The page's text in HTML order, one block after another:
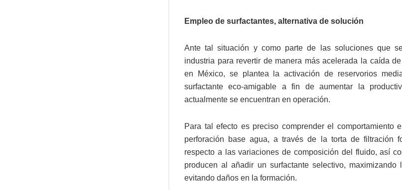
Empleo de surfactantes, alternativa de solución
Ante tal situación y como parte de las soluciones que
industria para revertir de manera más acelerada la caída
en México, se plantea la activación de reservorios
surfactante eco-amigable a fin de aumentar la
actualmente se encuentran en operación.
Para tal efecto es preciso comprender el comportamiento
perforación base agua, a través de la torta de filtración
respecto a las variaciones de composición del fluido, así
producen al añadir un surfactante selectivo,
evitando daños en la formación.